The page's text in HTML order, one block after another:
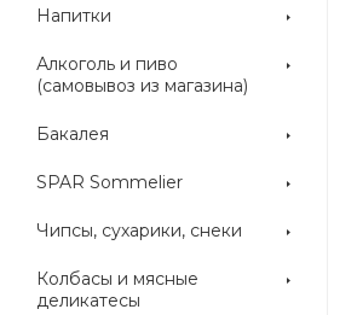
Напитки
Алкоголь и пиво
(самовывоз из магазина)
Бакалея
SPAR Sommelier
Чипсы, сухарики, снеки
Колбасы и мясные
деликатесы